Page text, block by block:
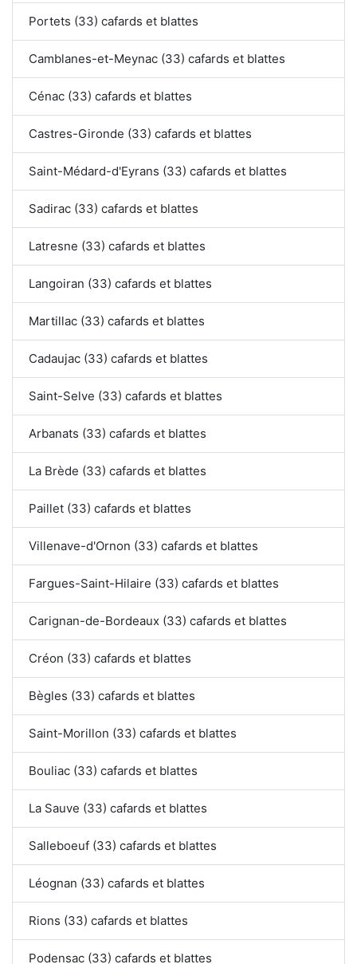
Portets (33) cafards et blattes
Camblanes-et-Meynac (33) cafards et blattes
Cénac (33) cafards et blattes
Castres-Gironde (33) cafards et blattes
Saint-Médard-d'Eyrans (33) cafards et blattes
Sadirac (33) cafards et blattes
Latresne (33) cafards et blattes
Langoiran (33) cafards et blattes
Martillac (33) cafards et blattes
Cadaujac (33) cafards et blattes
Saint-Selve (33) cafards et blattes
Arbanats (33) cafards et blattes
La Brède (33) cafards et blattes
Paillet (33) cafards et blattes
Villenave-d'Ornon (33) cafards et blattes
Fargues-Saint-Hilaire (33) cafards et blattes
Carignan-de-Bordeaux (33) cafards et blattes
Créon (33) cafards et blattes
Bègles (33) cafards et blattes
Saint-Morillon (33) cafards et blattes
Bouliac (33) cafards et blattes
La Sauve (33) cafards et blattes
Salleboeuf (33) cafards et blattes
Léognan (33) cafards et blattes
Rions (33) cafards et blattes
Podensac (33) cafards et blattes